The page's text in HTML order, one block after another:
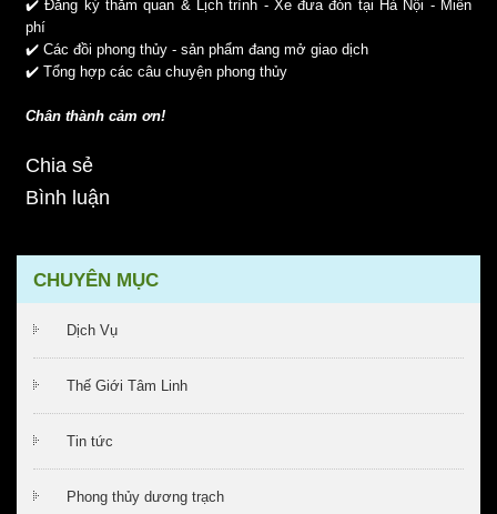
✔️Đăng ký thăm quan & Lịch trình - Xe đưa đón tại Hà Nội - Miễn
phí
✔️ Các đồi phong thủy - sản phẩm đang mở giao dịch
✔️ Tổng hợp các câu chuyện phong thủy
Chân thành cảm ơn!
Chia sẻ
Bình luận
CHUYÊN MỤC
Dịch Vụ
Thế Giới Tâm Linh
Tin tức
Phong thủy dương trạch